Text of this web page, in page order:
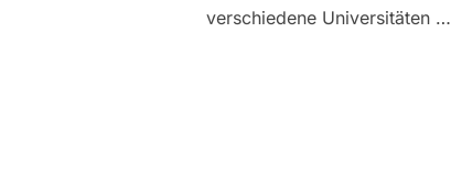
verschiedene Universitäten …